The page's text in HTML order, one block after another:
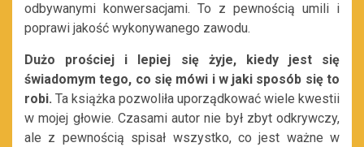
odbywanymi konwersacjami. To z pewnością umili i
poprawi jakość wykonywanego zawodu.
Dużo prościej i lepiej się żyje, kiedy jest się
świadomym tego, co się mówi i w jaki sposób się to
robi. Ta książka pozwoliła uporządkować wiele kwestii
w mojej głowie. Czasami autor nie był zbyt odkrywczy,
ale z pewnością spisał wszystko, co jest ważne w